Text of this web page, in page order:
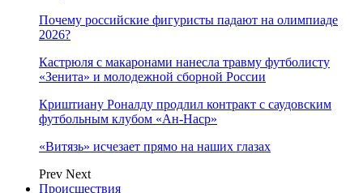
Почему российские фигуристы падают на олимпиаде
2026?
Кастрюля с макаронами нанесла травму футболисту
«Зенита» и молодежной сборной России
Криштиану Роналду продлил контракт с саудовским
футбольным клубом «Ан-Наср»
«Витязь» исчезает прямо на наших глазах
Prev Next
Происшествия